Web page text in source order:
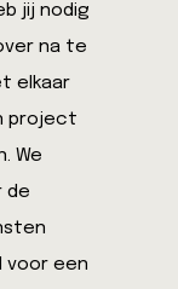
jij nodig
na te
elkaar
project
We
de
voor een